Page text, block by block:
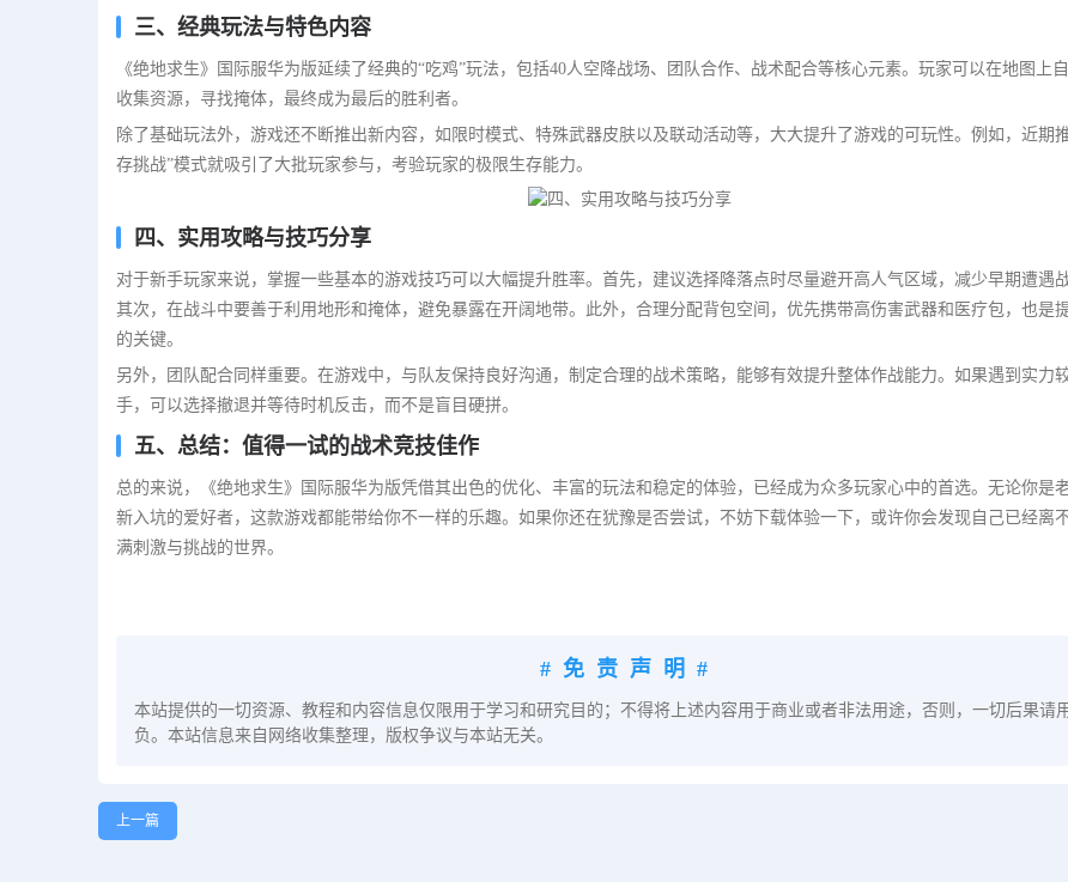
三、经典玩法与特色内容
《绝地求生》国际服华为版延续了经典的“吃鸡”玩法，包括40人空降战场、团队合作、战术配合等核心元素。玩家可以在地图上自
收集资源，寻找掩体，最终成为最后的胜利者。
除了基础玩法外，游戏还不断推出新内容，如限时模式、特殊武器皮肤以及联动活动等，大大提升了游戏的可玩性。例如，近期
存挑战”模式就吸引了大批玩家参与，考验玩家的极限生存能力。
四、实用攻略与技巧分享
对于新手玩家来说，掌握一些基本的游戏技巧可以大幅提升胜率。首先，建议选择降落点时尽量避开高人气区域，减少早期遭遇战
其次，在战斗中要善于利用地形和掩体，避免暴露在开阔地带。此外，合理分配背包空间，优先携带高伤害武器和医疗包，也是
的关键。
另外，团队配合同样重要。在游戏中，与队友保持良好沟通，制定合理的战术策略，能够有效提升整体作战能力。如果遇到实力
手，可以选择撤退并等待时机反击，而不是盲目硬拼。
五、总结：值得一试的战术竞技佳作
总的来说，《绝地求生》国际服华为版凭借其出色的优化、丰富的玩法和稳定的体验，已经成为众多玩家心中的首选。无论你是
新入坑的爱好者，这款游戏都能带给你不一样的乐趣。如果你还在犹豫是否尝试，不妨下载体验一下，或许你会发现自己已经离
满刺激与挑战的世界。
#免责声明#
本站提供的一切资源、教程和内容信息仅限用于学习和研究目的；不得将上述内容用于商业或者非法用途，否则，一切后果请
负。本站信息来自网络收集整理，版权争议与本站无关。
上一篇